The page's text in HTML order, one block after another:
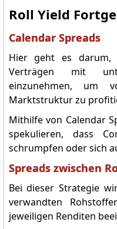
Roll Yield
Calendar Spreads
Hier geht es darum,
Verträgen mit
einzunehmen, um
Marktstruktur zu
Mithilfe von Calendar
spekulieren, dass
schrumpfen oder sich
Spreads zwischen
Bei dieser Strategie
verwandten
jeweiligen Renditen